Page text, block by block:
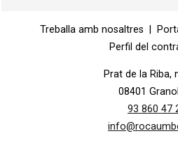
Treballa amb nosaltres
Perfil del
Prat de la Riba,
08401
93 860 47